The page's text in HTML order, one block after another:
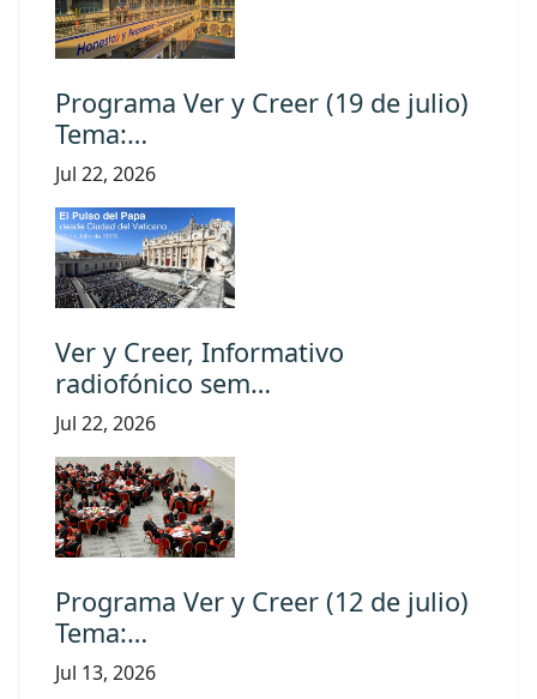
Programa Ver y Creer (19 de julio)
Tema:…
Jul 22, 2026
Ver y Creer, Informativo
radiofónico sem…
Jul 22, 2026
Programa Ver y Creer (12 de julio)
Tema:…
Jul 13, 2026